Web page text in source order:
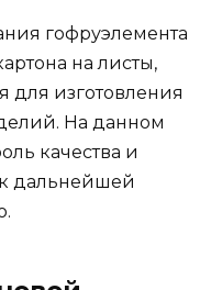
гофруэлемента
на листы,
для изготовления
На данном
качества и
к дальнейшей